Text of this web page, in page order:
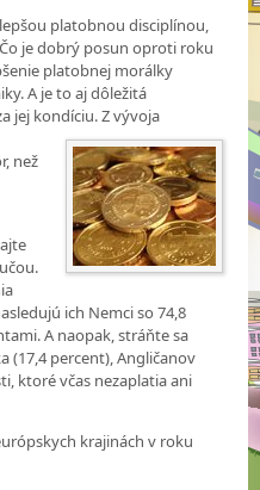
platobnou disciplínou,
je dobrý posun oproti roku
platobnej morálky
A je to aj dôležitá
jej kondíciu. Z vývoja
než
ich Nemci so 74,8
A naopak, stráňte sa
(17,4 percent), Angličanov
ktoré včas nezaplatia ani
krajinách v roku